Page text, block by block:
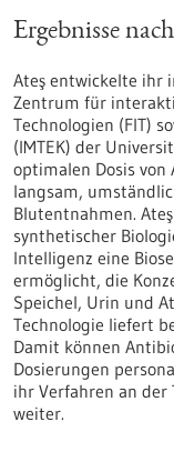
Ergebnisse
Ateş entwickelte ihr
Zentrum für
Technologien (FIT)
(IMTEK) der
optimalen Dosis
langsam,
Blutentnahmen.
synthetischer
Intelligenz eine
ermöglicht, die
Speichel, Urin und
Technologie liefert
Damit können
Dosierungen
ihr Verfahren an der
weiter.